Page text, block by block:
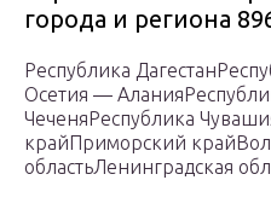
города и региона
Республика
Осетия —
ЧеченяРеспублика
крайПриморский
областьЛенинградская